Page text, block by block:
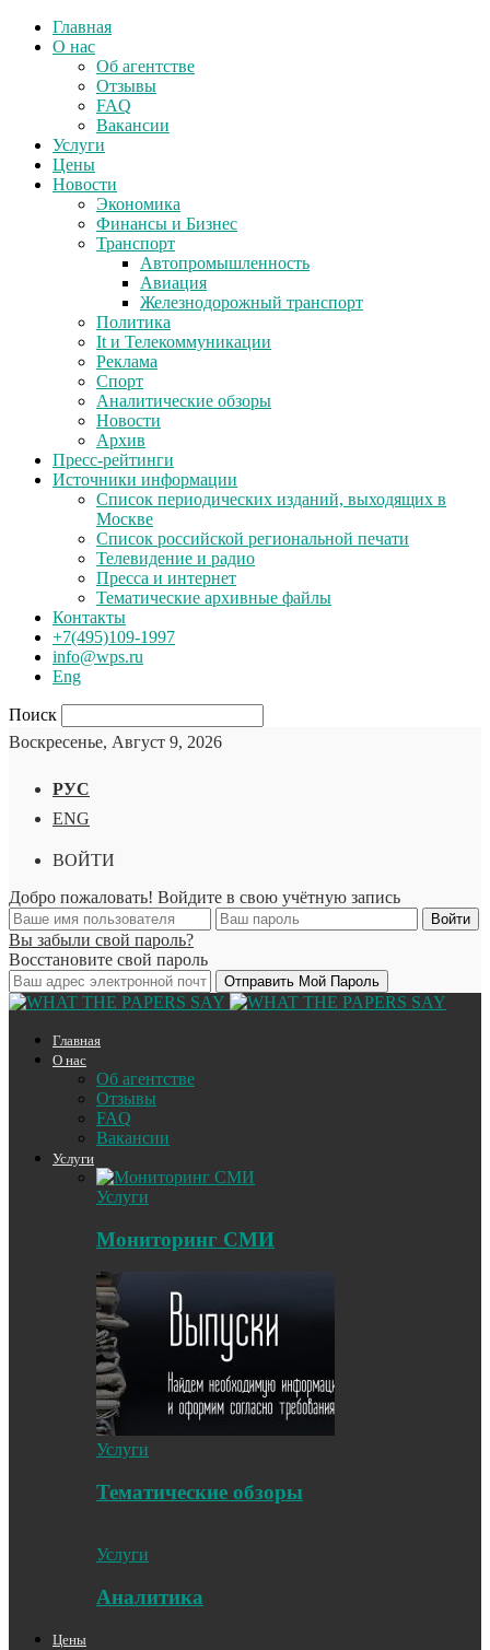
Главная
О нас
Об агентстве
Отзывы
FAQ
Вакансии
Услуги
Цены
Новости
Экономика
Финансы и Бизнес
Транспорт
Автопромышленность
Авиация
Железнодорожный транспорт
Политика
It и Телекоммуникации
Реклама
Спорт
Аналитические обзоры
Новости
Архив
Пресс-рейтинги
Источники информации
Список периодических изданий, выходящих в
Москве
Список российской региональной печати
Телевидение и радио
Пресса и интернет
Тематические архивные файлы
Контакты
+7(495)109-1997
info@wps.ru
Eng
Поиск
Воскресенье, Август 9, 2026
РУС
ENG
ВОЙТИ
Добро пожаловать! Войдите в свою учётную запись
Вы забыли свой пароль?
Восстановите свой пароль
Главная
О нас
Об агентстве
Отзывы
FAQ
Вакансии
Услуги
Услуги
Мониторинг СМИ
Услуги
Тематические обзоры
Услуги
Аналитика
Цены